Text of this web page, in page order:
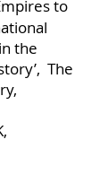
to
the
The